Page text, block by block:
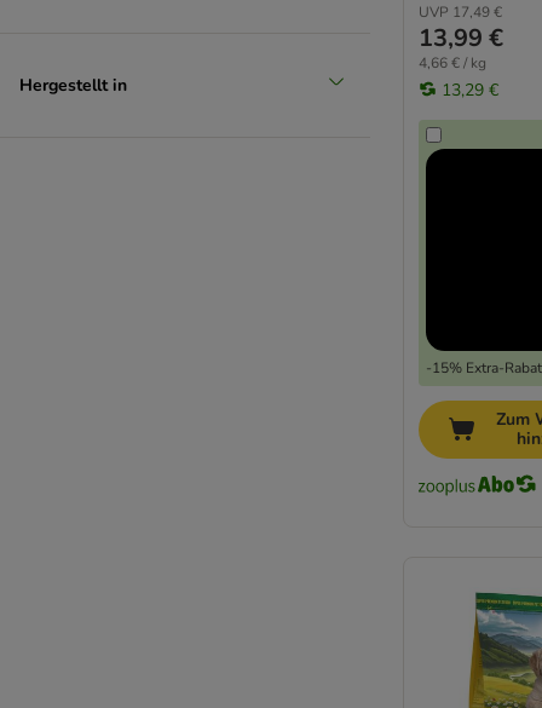
Rosie's Farm
Hergestellt in
UVP 17,49 €
13,99 €
4,66 € / kg
13,29 €
-15% Extra-
Zum